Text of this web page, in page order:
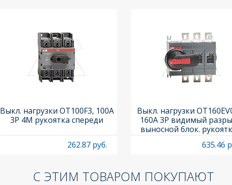
Выкл. нагрузки OT100F3, 100A
3P 4M рукоятка спереди
262.87 руб.
Выкл. нагрузки
160A 3P видимый
выносной блок.
OHB65J6 и осью
635.46
С ЭТИМ ТОВАРОМ ПОКУПАЮТ